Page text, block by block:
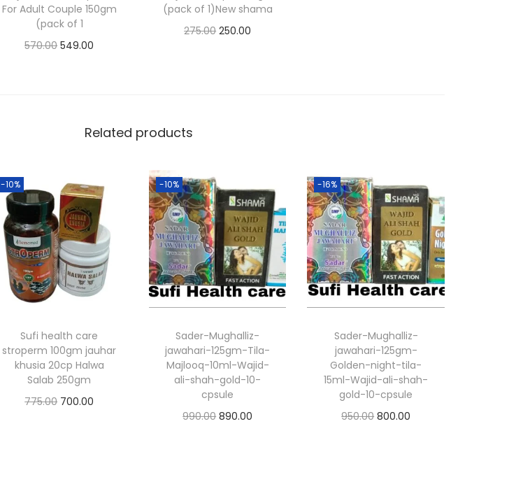
For Adult Couple 150gm
(pack of 1
570.00 549.00
(pack of 1)New shama
275.00 250.00
Related products
-10%
Sufi health care
stroperm 100gm jauhar
khusia 20cp Halwa
Salab 250gm
775.00 700.00
-10%
Sader-Mughalliz-
jawahari-125gm-Tila-
Majlooq-10ml-Wajid-
ali-shah-gold-10-
cpsule
990.00 890.00
-16%
Sader-Mughalliz-
jawahari-125gm-
Golden-night-tila-
15ml-Wajid-ali-shah-
gold-10-cpsule
950.00 800.00